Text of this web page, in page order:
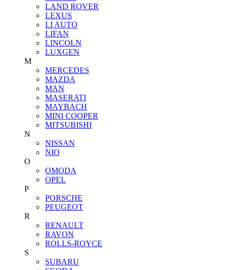
LAND ROVER
LEXUS
LI AUTO
LIFAN
LINCOLN
LUXGEN
M
MERCEDES
MAZDA
MAN
MASERATI
MAYBACH
MINI COOPER
MITSUBISHI
N
NISSAN
NIO
O
OMODA
OPEL
P
PORSCHE
PEUGEOT
R
RENAULT
RAVON
ROLLS-ROYCE
S
SUBARU